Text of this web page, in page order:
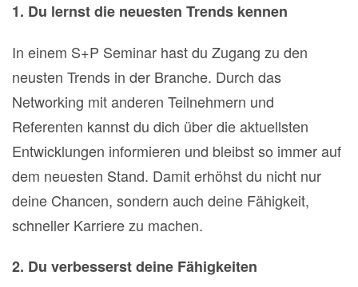
1. Du lernst die neuesten Trends kennen
In einem S+P Seminar hast du Zugang zu den
neusten Trends in der Branche. Durch das
Networking mit anderen Teilnehmern und
Referenten kannst du dich über die aktuellsten
Entwicklungen informieren und bleibst so immer auf
dem neuesten Stand. Damit erhöhst du nicht nur
deine Chancen, sondern auch deine Fähigkeit,
schneller Karriere zu machen.
2. Du verbesserst deine Fähigkeiten